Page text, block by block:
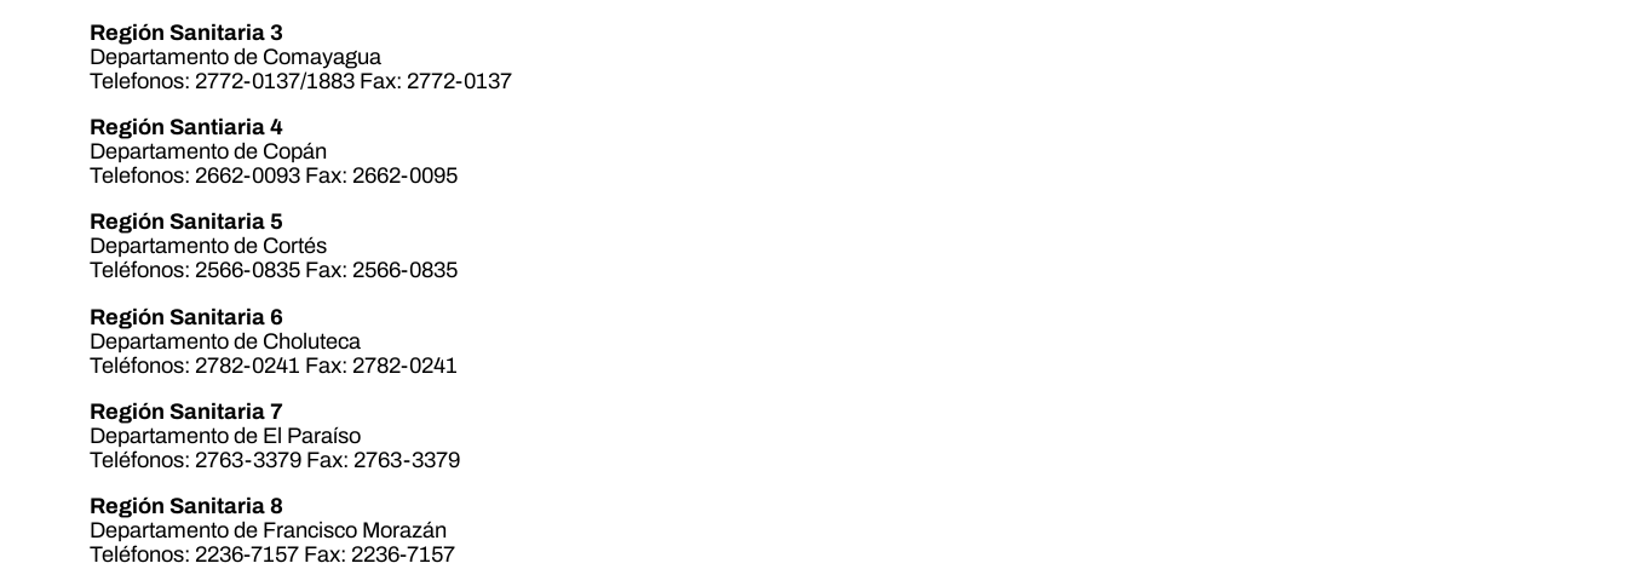
Región Sanitaria 3
Departamento de Comayagua
Telefonos: 2772-0137/1883 Fax: 2772-0137
Región Santiaria 4
Departamento de Copán
Telefonos: 2662-0093 Fax: 2662-0095
Región Sanitaria 5
Departamento de Cortés
Teléfonos: 2566-0835 Fax: 2566-0835
Región Sanitaria 6
Departamento de Choluteca
Teléfonos: 2782-0241 Fax: 2782-0241
Región Sanitaria 7
Departamento de El Paraíso
Teléfonos: 2763-3379 Fax: 2763-3379
Región Sanitaria 8
Departamento de Francisco Morazán
Teléfonos: 2236-7157 Fax: 2236-7157